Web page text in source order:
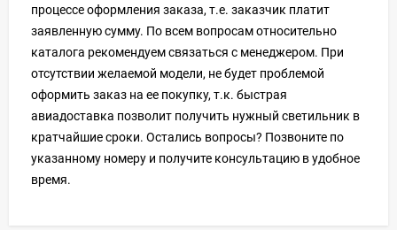
процессе оформления заказа, т.е. заказчик платит
заявленную сумму. По всем вопросам относительно
каталога рекомендуем связаться с менеджером. При
отсутствии желаемой модели, не будет проблемой
оформить заказ на ее покупку, т.к. быстрая
авиадоставка позволит получить нужный светильник в
кратчайшие сроки. Остались вопросы? Позвоните по
указанному номеру и получите консультацию в удобное
время.